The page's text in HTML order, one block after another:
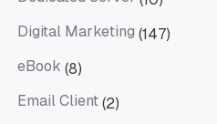
Digital Marketing (147)
eBook (8)
Email Client(2)